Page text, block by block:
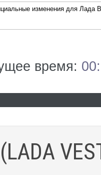
изменения для Лада
время: